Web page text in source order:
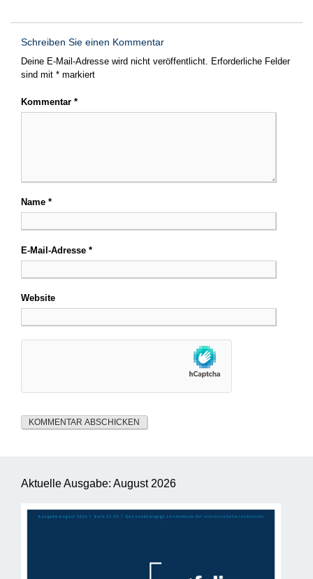
Schreiben Sie einen Kommentar
Deine E-Mail-Adresse wird nicht veröffentlicht. Erforderliche Felder
sind mit * markiert
Kommentar *
Name *
E-Mail-Adresse *
Website
Aktuelle Ausgabe: August 2026